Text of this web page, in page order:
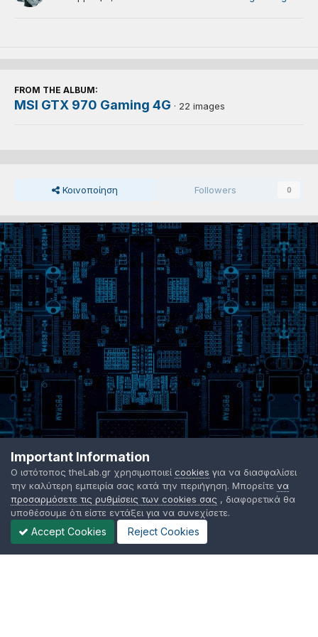
FROM THE ALBUM:
MSI GTX 970 Gaming 4G · 22 images
Κοινοποίηση Followers 0
Important Information
Ο ιστότοπος theLab.gr χρησιμοποιεί cookies για να διασφαλίσει
την καλύτερη εμπειρία σας κατά την περιήγηση. Μπορείτε να
προσαρμόσετε τις ρυθμίσεις των cookies σας , διαφορετικά θα
υποθέσουμε ότι είστε εντάξει για να συνεχίσετε.
Accept Cookies Reject Cookies